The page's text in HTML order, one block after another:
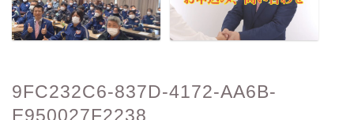
9FC232C6-837D-4172-AA6B-
E950027F2238